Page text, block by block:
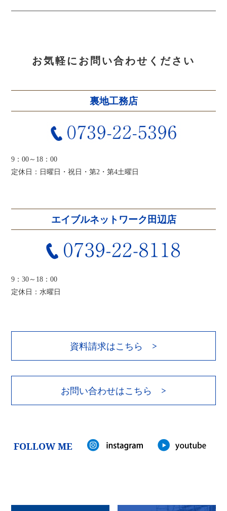
お気軽にお問い合わせください
裏地工務店
9：00～18：00
定休日：日曜日・祝日・第2・第4土曜日
エイブルネットワーク田辺店
9：30～18：00
定休日：水曜日
資料請求はこちら >
お問い合わせはこちら >
FOLLOW ME